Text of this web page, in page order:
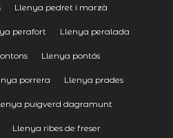
Llenya pedret i marzà
perafort Llenya peralada
Llenya pontós
porrera Llenya prades
puigverd dagramunt
Llenya ribes de freser